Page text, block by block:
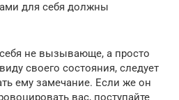
для себя должны
не вызывающе, а просто
своего состояния, следует
ему замечание. Если же он
вас, поступайте